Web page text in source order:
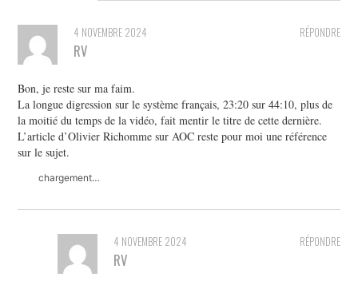
RÉPONDRE
4 NOVEMBRE 2024
RV
Bon, je reste sur ma faim.
La longue digression sur le système français, 23:20 sur 44:10, plus de
la moitié du temps de la vidéo, fait mentir le titre de cette dernière.
L’article d’Olivier Richomme sur AOC reste pour moi une référence
sur le sujet.
chargement…
RÉPONDRE
4 NOVEMBRE 2024
RV